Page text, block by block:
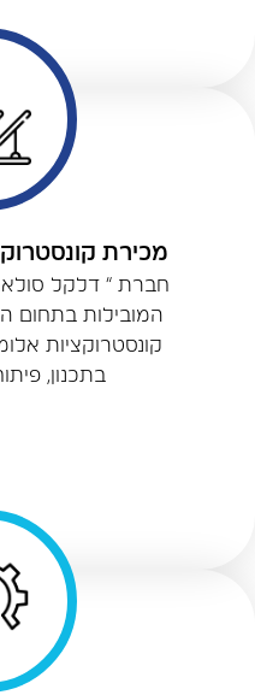
מכירת
חברת “ דלקל
המובילות בתחום
קונסטרוקציות
בתכנון,